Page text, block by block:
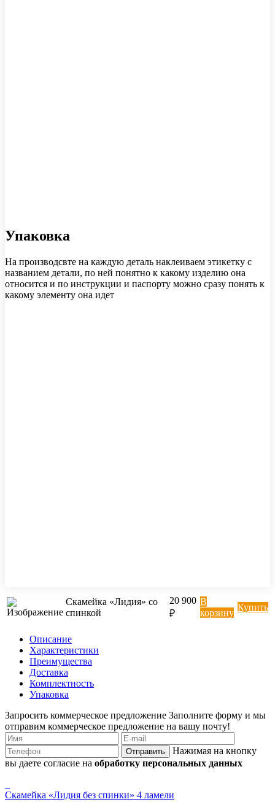
Упаковка
На производсвте на каждую деталь наклеиваем этикетку с
названием детали, по ней понятно к какому изделию она
относится и по инструкции и паспорту можно сразу понять к
какому элементу она идет
Скамейка «Лидия» со
спинкой
20 900
₽
В
корзину
Купить
Описание
Характеристики
Преимущества
Доставка
Комплектность
Упаковка
Запросить коммерческое предложение Заполните форму и мы
отправим коммерческое предложение на вашу почту!
Отправить
Нажимая на кнопку
вы даете согласие на обработку персональных данных
Скамейка «Лидия без спинки» 4 ламели